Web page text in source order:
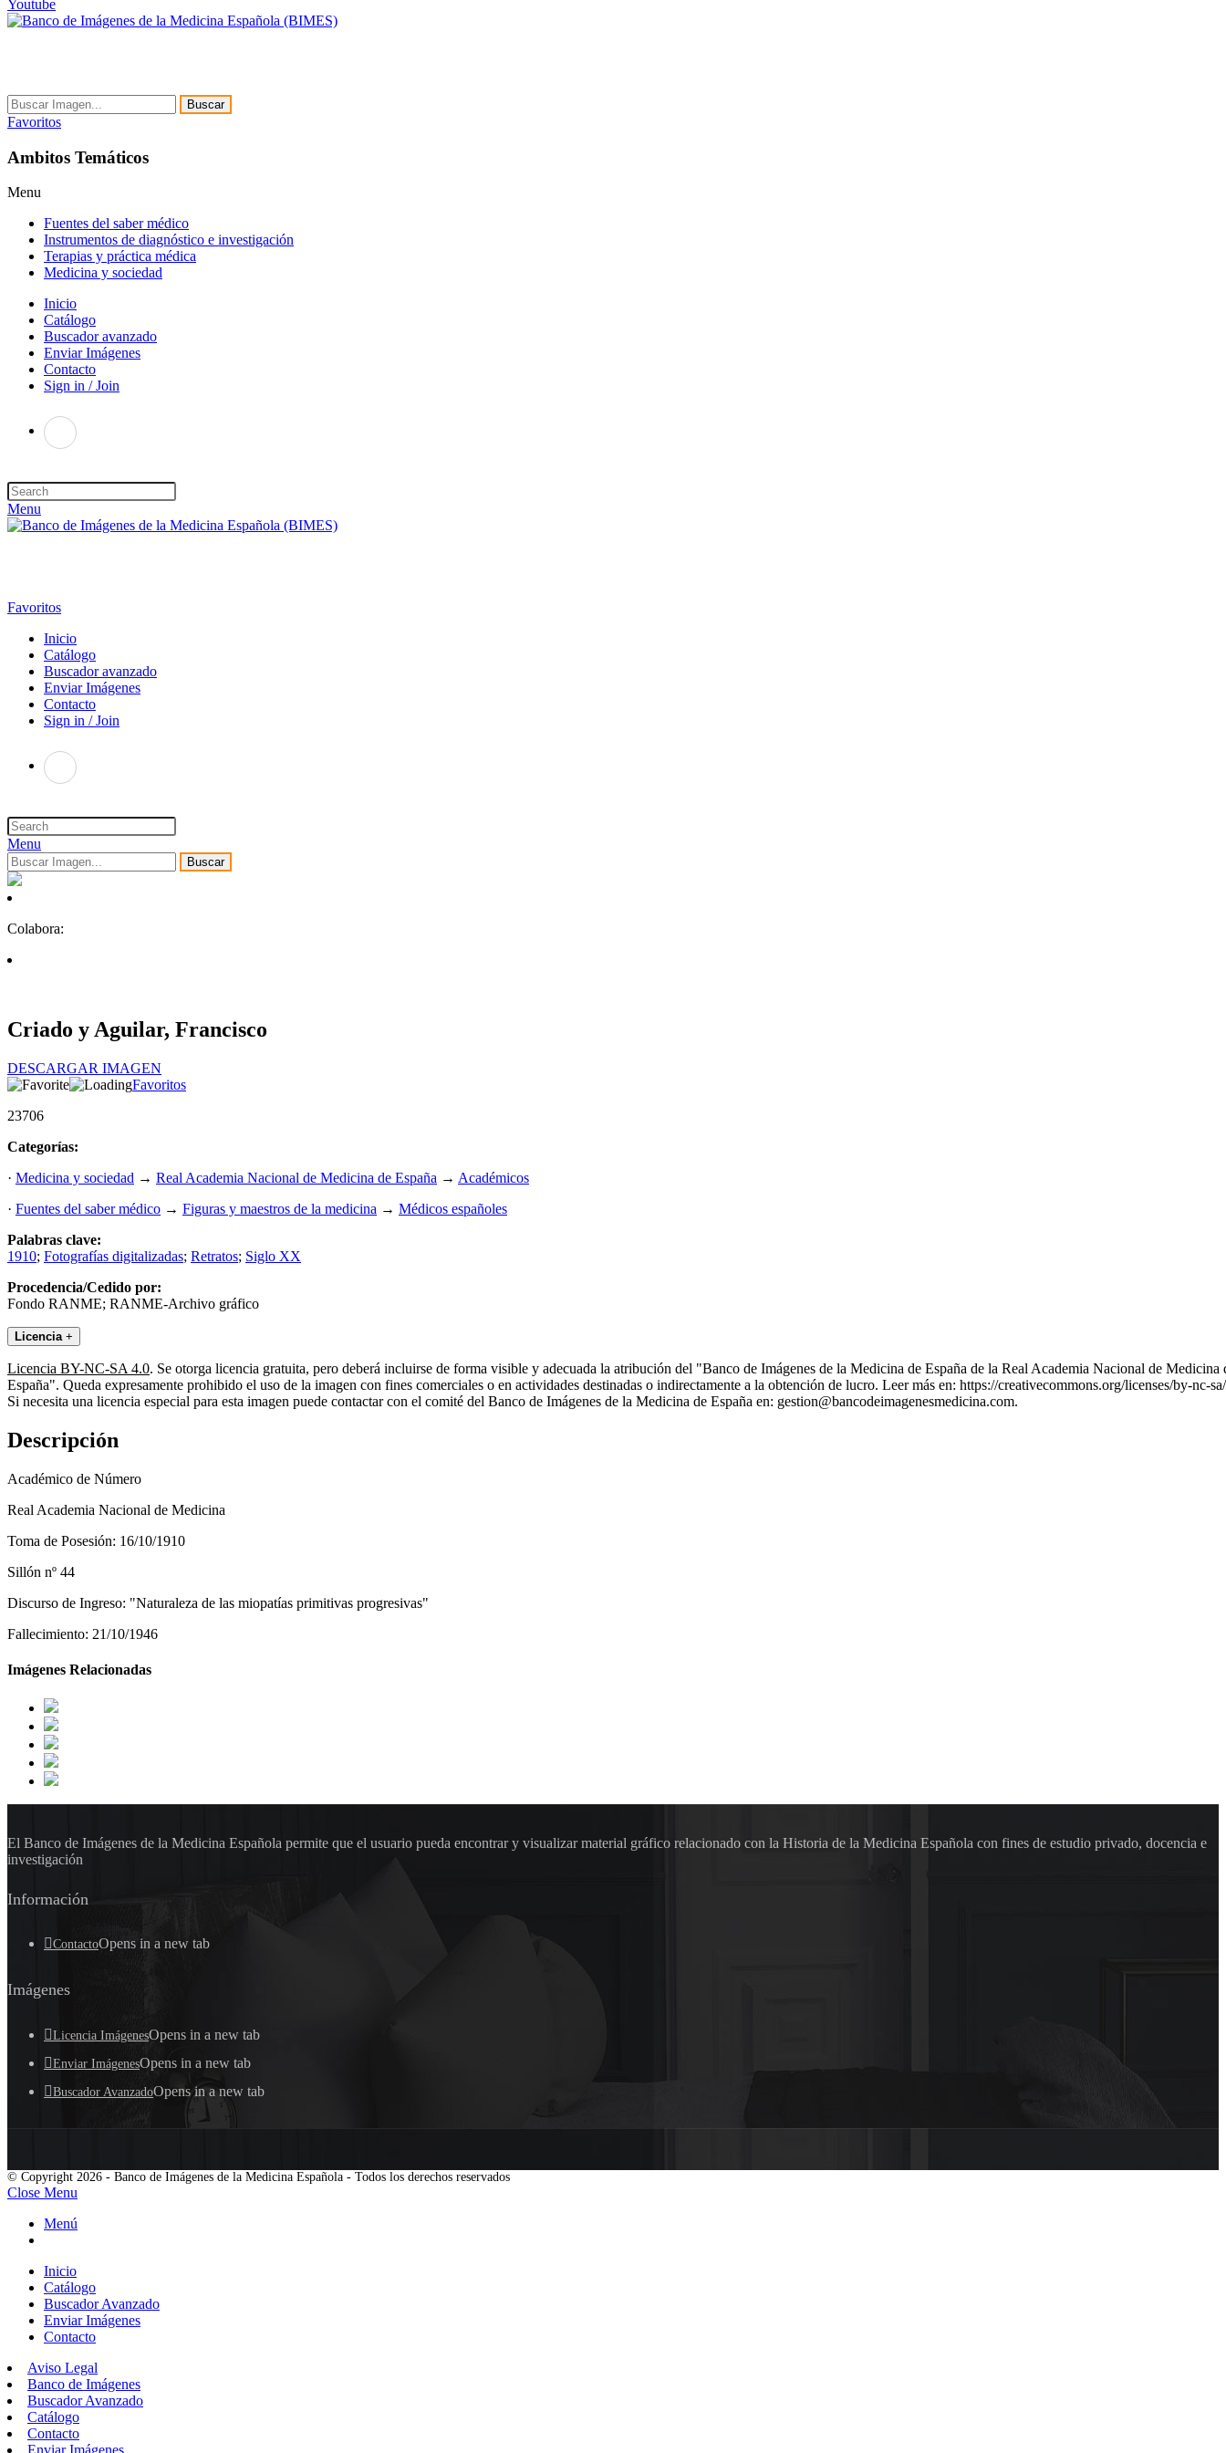
Youtube
Buscar
Favoritos
Ambitos Temáticos
Menu
Fuentes del saber médico
Instrumentos de diagnóstico e investigación
Terapias y práctica médica
Medicina y sociedad
Inicio
Catálogo
Buscador avanzado
Enviar Imágenes
Contacto
Sign in / Join
Menu
Favoritos
Inicio
Catálogo
Buscador avanzado
Enviar Imágenes
Contacto
Sign in / Join
Menu
Buscar
Colabora:
Criado y Aguilar, Francisco
DESCARGAR IMAGEN
Favoritos
23706
Categorías:
· Medicina y sociedad → Real Academia Nacional de Medicina de España → Académicos
· Fuentes del saber médico → Figuras y maestros de la medicina → Médicos españoles
Palabras clave:
1910; Fotografías digitalizadas; Retratos; Siglo XX
Procedencia/Cedido por:
Fondo RANME; RANME-Archivo gráfico
Licencia +
Licencia BY-NC-SA 4.0. Se otorga licencia gratuita, pero deberá incluirse de forma visible y adecuada la atribución del "Banco de Imágenes de la Medicina de España de la Real Academia Nacional de Medicina
España". Queda expresamente prohibido el uso de la imagen con fines comerciales o en actividades destinadas o indirectamente a la obtención de lucro. Leer más en: https://creativecommons.org/licenses/by-nc-
Si necesita una licencia especial para esta imagen puede contactar con el comité del Banco de Imágenes de la Medicina de España en: gestion@bancodeimagenesmedicina.com.
Descripción
Académico de Número
Real Academia Nacional de Medicina
Toma de Posesión: 16/10/1910
Sillón nº 44
Discurso de Ingreso: "Naturaleza de las miopatías primitivas progresivas"
Fallecimiento: 21/10/1946
Imágenes Relacionadas
El Banco de Imágenes de la Medicina Española permite que el usuario pueda encontrar y visualizar material gráfico relacionado con la Historia de la Medicina Española con fines de estudio privado, docencia e
investigación
Información
ContactoOpens in a new tab
Imágenes
Licencia ImágenesOpens in a new tab
Enviar ImágenesOpens in a new tab
Buscador AvanzadoOpens in a new tab
© Copyright 2026 - Banco de Imágenes de la Medicina Española - Todos los derechos reservados
Close Menu
Menú
Inicio
Catálogo
Buscador Avanzado
Enviar Imágenes
Contacto
Aviso Legal
Banco de Imágenes
Buscador Avanzado
Catálogo
Contacto